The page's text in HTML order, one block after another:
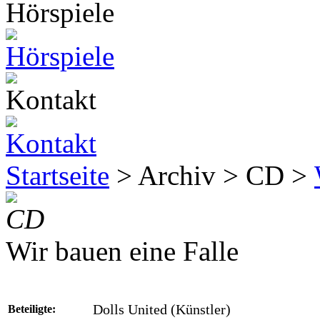
Startseite > Archiv > CD >
CD
Wir bauen eine Falle
Beteiligte: Dolls United (Künstler)